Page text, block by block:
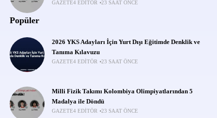
GAZETE4 EDITÖR 23 SAAT ÖNCE
Popüler
2026 YKS Adayları İçin Yurt Dışı Eğitimde Denklik ve
Tanıma Kılavuzu
GAZETE4 EDITÖR 23 SAAT ÖNCE
Milli Fizik Takımı Kolombiya Olimpiyatlarından 5
Madalya ile Döndü
GAZETE4 EDITÖR 23 SAAT ÖNCE